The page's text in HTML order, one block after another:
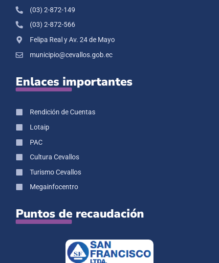
(03) 2-872-149
(03) 2-872-566
Felipa Real y Av. 24 de Mayo
municipio@cevallos.gob.ec
Enlaces importantes
Rendición de Cuentas
Lotaip
PAC
Cultura Cevallos
Turismo Cevallos
Megainfocentro
Puntos de recaudación